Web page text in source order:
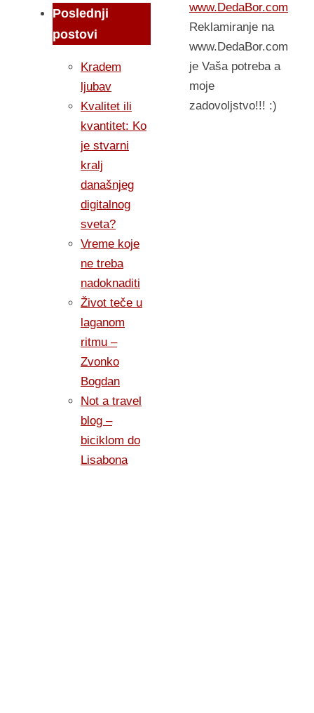
Poslednji
postovi
Kradem
ljubav
Kvalitet ili
kvantitet: Ko
je stvarni
kralj
današnjeg
digitalnog
sveta?
Vreme koje
ne treba
nadoknaditi
Život teče u
laganom
ritmu –
Zvonko
Bogdan
Not a travel
blog –
biciklom do
Lisabona
www.DedaBor.com
Reklamiranje na
www.DedaBor.com
je Vaša potreba a
moje
zadovoljstvo!!! :)